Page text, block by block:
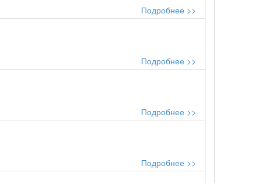
Подробнее >>
Подробнее >>
Подробнее >>
Подробнее >>